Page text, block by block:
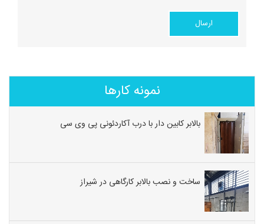
نمونه کارها
بالابر کابین دار با درب آکاردئونی پی وی سی
ساخت و نصب بالابر کارگاهی در شیراز